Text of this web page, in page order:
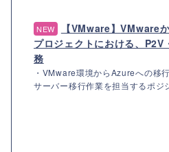
NEW
【VMware】VMware
プロジェクトにおける、P2V
務
・VMware環境からAzureへの移
サーバー移行作業を担当するポジ